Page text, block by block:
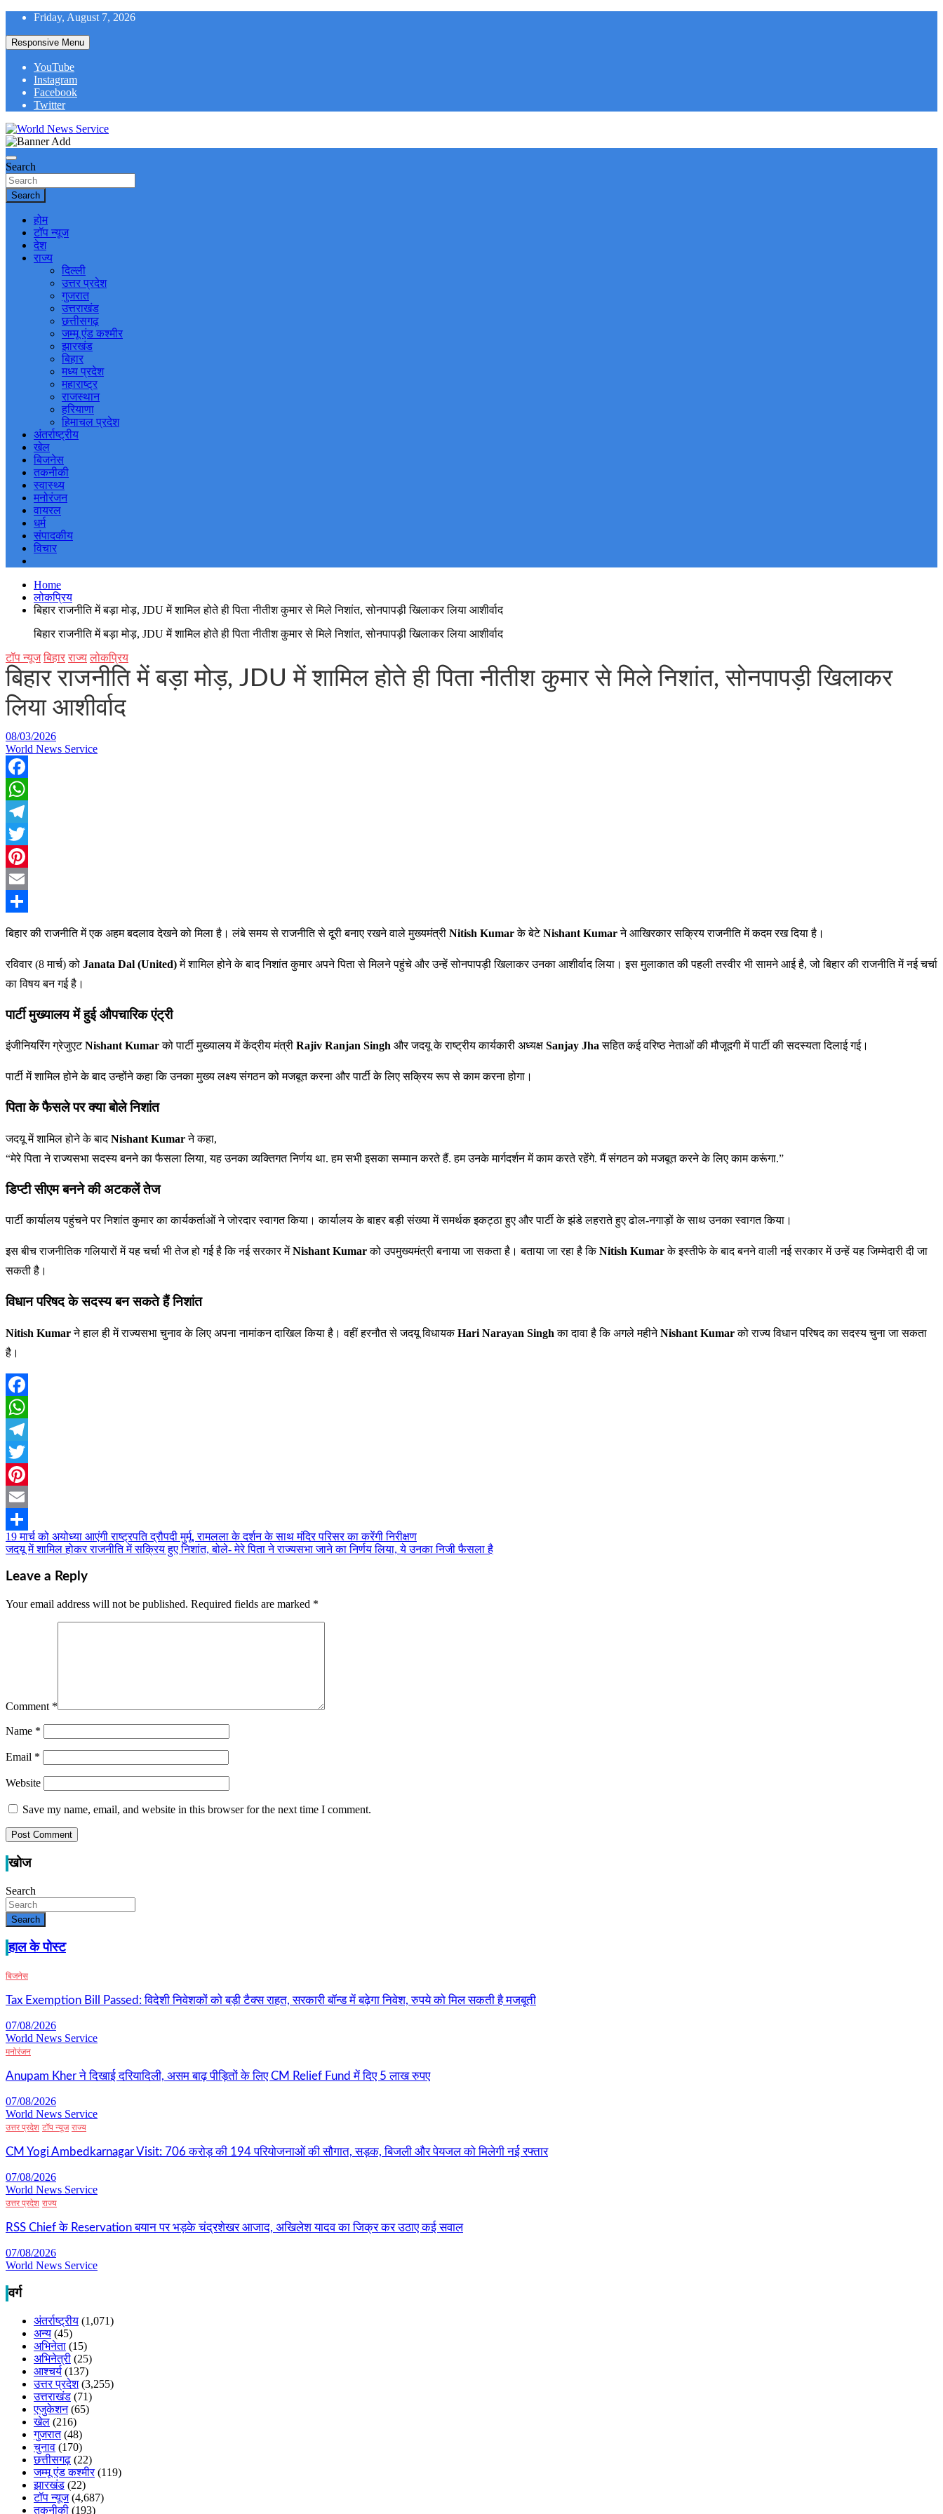
Skip
content
Friday, August 7, 2026
Responsive Menu
YouTube
Instagram
Facebook
Twitter
World News Service
Search
Search
होम
टॉप न्यूज
देश
राज्य
दिल्ली
उत्तर प्रदेश
गुजरात
उत्तराखंड
छत्तीसगढ़
जम्मू एंड कश्मीर
झारखंड
बिहार
मध्य प्रदेश
महाराष्ट्र
राजस्थान
हरियाणा
हिमाचल प्रदेश
अंतर्राष्ट्रीय
खेल
बिजनेस
तकनीकी
स्वास्थ्य
मनोरंजन
वायरल
धर्म
संपादकीय
विचार
Home
लोकप्रिय
बिहार राजनीति में बड़ा मोड़, JDU में शामिल होते ही पिता नीतीश कुमार से मिले निशांत, सोनपापड़ी खिलाकर लिया आशीर्वाद
बिहार राजनीति में बड़ा मोड़, JDU में शामिल होते ही पिता नीतीश कुमार से मिले निशांत, सोनपापड़ी खिलाकर लिया आशीर्वाद
टॉप न्यूज बिहार राज्य लोकप्रिय
बिहार राजनीति में बड़ा मोड़, JDU में शामिल होते ही पिता नीतीश कुमार से मिले निशांत, सोनपापड़ी खिलाकर
लिया आशीर्वाद
08/03/2026
World News Service
Facebook
WhatsApp
Telegram
Twitter
Pinterest
Email
बिहार की राजनीति में एक अहम बदलाव देखने को मिला है। लंबे समय से राजनीति से दूरी बनाए रखने वाले मुख्यमंत्री Nitish Kumarके बेटेNishant Kumarने आखिरकार सक्रिय राजनीति में कदम रख दिया है।
रविवार (8 मार्च) को Janata Dal (United)में शामिल होने के बाद निशांत कुमार अपने पिता से मिलने पहुंचे और उन्हें सोनपापड़ी खिलाकर उनका आशीर्वाद लिया। इस मुलाकात की पहली तस्वीर भी सामने आई है, जो बिहार की राजनीति में नई चर्चा
का विषय बन गई है।
पार्टी मुख्यालय में हुई औपचारिक एंट्री
इंजीनियरिंग ग्रेजुएटNishant Kumarको पार्टी मुख्यालय में केंद्रीय मंत्री Rajiv Ranjan Singh और जदयू के राष्ट्रीय कार्यकारी अध्यक्ष Sanjay Jhaसहित कई वरिष्ठ नेताओं की मौजूदगी में पार्टी की सदस्यता दिलाई गई।
पार्टी में शामिल होने के बाद उन्होंने कहा कि उनका मुख्य लक्ष्य संगठन को मजबूत करना और पार्टी के लिए सक्रिय रूप से काम करना होगा।
पिता के फैसले पर क्या बोले निशांत
जदयू में शामिल होने के बादNishant Kumarने कहा,
“मेरे पिता ने राज्यसभा सदस्य बनने का फैसला लिया, यह उनका व्यक्तिगत निर्णय था. हम सभी इसका सम्मान करते हैं. हम उनके मार्गदर्शन में काम करते रहेंगे. मैं संगठन को मजबूत करने के लिए काम करूंगा.”
डिप्टी सीएम बनने की अटकलें तेज
पार्टी कार्यालय पहुंचने पर निशांत कुमार का कार्यकर्ताओं ने जोरदार स्वागत किया। कार्यालय के बाहर बड़ी संख्या में समर्थक इकट्ठा हुए और पार्टी के झंडे लहराते हुए ढोल-नगाड़ों के साथ उनका स्वागत किया।
इस बीच राजनीतिक गलियारों में यह चर्चा भी तेज हो गई है कि नई सरकार मेंNishant Kumarको उपमुख्यमंत्री बनाया जा सकता है। बताया जा रहा है किNitish Kumarके इस्तीफे के बाद बनने वाली नई सरकार में उन्हें यह जिम्मेदारी दी जा
सकती है।
विधान परिषद के सदस्य बन सकते हैं निशांत
Nitish Kumarने हाल ही में राज्यसभा चुनाव के लिए अपना नामांकन दाखिल किया है। वहीं हरनौत से जदयू विधायकHari Narayan Singh का दावा है कि अगले महीनेNishant Kumarको राज्य विधान परिषद का सदस्य चुना जा सकता
है।
Facebook
WhatsApp
Telegram
Twitter
Pinterest
Email
Share
Post
navigation
19 मार्च को अयोध्या आएंगी राष्ट्रपति द्रौपदी मुर्मू, रामलला के दर्शन के साथ मंदिर परिसर का करेंगी निरीक्षण
जदयू में शामिल होकर राजनीति में सक्रिय हुए निशांत, बोले- मेरे पिता ने राज्यसभा जाने का निर्णय लिया, ये उनका निजी फैसला है
Leave a Reply
Your email address will not be published. Required fields are marked *
Comment *
Name *
Email *
Website
Save my name, email, and website in this browser for the next time I comment.
खोज
Search
Search
हाल के पोस्ट
बिजनेस
Tax Exemption Bill Passed: विदेशी निवेशकों को बड़ी टैक्स राहत, सरकारी बॉन्ड में बढ़ेगा निवेश, रुपये को मिल सकती है मजबूती
07/08/2026
World News Service
मनोरंजन
Anupam Kher ने दिखाई दरियादिली, असम बाढ़ पीड़ितों के लिए CM Relief Fund में दिए 5 लाख रुपए
07/08/2026
World News Service
उत्तर प्रदेश टॉप न्यूज राज्य
CM Yogi Ambedkarnagar Visit: 706 करोड़ की 194 परियोजनाओं की सौगात, सड़क, बिजली और पेयजल को मिलेगी नई रफ्तार
07/08/2026
World News Service
उत्तर प्रदेश राज्य
RSS Chief के Reservation बयान पर भड़के चंद्रशेखर आजाद, अखिलेश यादव का जिक्र कर उठाए कई सवाल
07/08/2026
World News Service
वर्ग
अंतर्राष्ट्रीय (1,071)
अन्य (45)
अभिनेता (15)
अभिनेत्री (25)
आश्चर्य (137)
उत्तर प्रदेश(3,255)
उत्तराखंड (71)
एजुकेशन(65)
खेल (216)
गुजरात(48)
चुनाव (170)
छत्तीसगढ़ (22)
जम्मू एंड कश्मीर(119)
झारखंड (22)
टॉप न्यूज(4,687)
तकनीकी (193)